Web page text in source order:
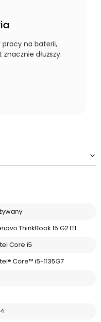
na baterii,
dłuższy.
ThinkBook 15 G2 ITL
Core i5
Core™ i5-1135G7